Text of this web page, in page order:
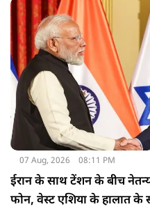
की संसद करती है.
07 Aug, 2026 08:11 PM
ईरान के साथ टेंशन के बीच
फोन, वेस्ट एशिया के हालात के